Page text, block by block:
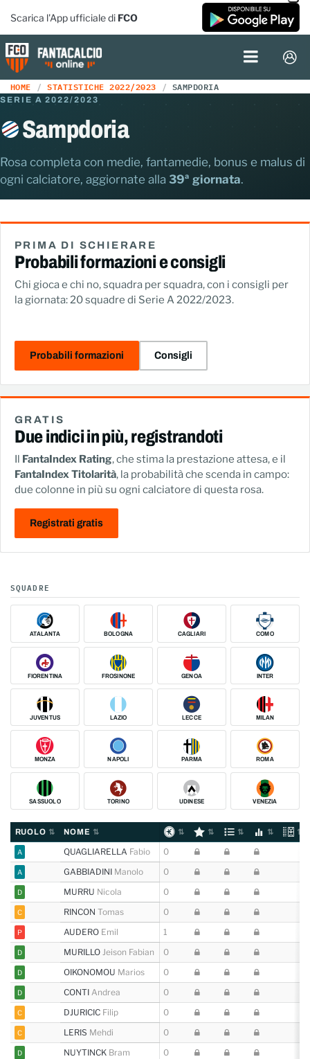
Scarica l'App ufficiale di FCO
HOME STATISTICHE 2022/2023 SAMPDORIA
SERIE A 2022/2023
Sampdoria
Rosa completa con medie, fantamedie, bonus e malus di
ogni calciatore, aggiornate alla 39ª giornata.
PRIMA DI SCHIERARE
Probabili formazioni e consigli
Chi gioca e chi no, squadra per squadra, con i consigli per
la giornata: 20 squadre di Serie A 2022/2023.
Probabili formazioni Consigli
GRATIS
Due indici in più, registrandoti
Il FantaIndex Rating, che stima la prestazione attesa, e il
FantaIndex Titolarità, la probabilità che scenda in campo:
due colonne in più su ogni calciatore di questa rosa.
Registrati gratis
SQUADRE
ATALANTA BOLOGNA CAGLIARI COMO
FIORENTINA FROSINONE GENOA INTER
JUVENTUS LAZIO LECCE MILAN
MONZA NAPOLI PARMA ROMA
SASSUOLO TORINO UDINESE VENEZIA
RUOLO NOME
A QUAGLIARELLA Fabio 0
A GABBIADINI Manolo 0
D MURRU Nicola 0
C RINCONTomas 0
P AUDERO Emil 1
D MURILLOJeison Fabian 0
D OIKONOMOU Marios 0
D CONTIAndrea 0
C DJURICIC Filip 0
C LERIS Mehdi 0
D NUYTINCK Bram 0